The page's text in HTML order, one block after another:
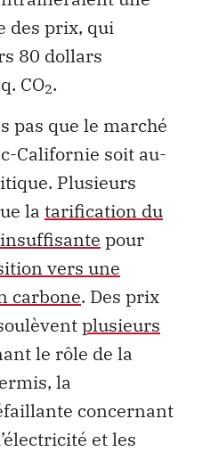
des prix, qui
80 dollars
CO2.
pas que le marché
Californie soit au-
Plusieurs
la tarification du
pour
vers une
carbone. Des prix
plusieurs
le rôle de la
la
concernant
et les